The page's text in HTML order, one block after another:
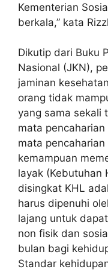
Kementerian
berkala,” kata
Dikutip dari Buku
Nasional (JKN),
jaminan
orang tidak
yang sama sekali
mata
mata
kemampuan
layak (Kebutuhan
disingkat KHL
harus dipenuhi
lajang untuk
non fisik dan
bulan bagi
Standar